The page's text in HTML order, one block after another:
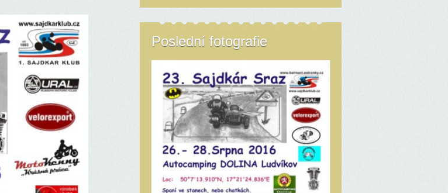
Poslední fotografie